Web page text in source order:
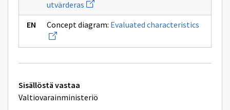
utvärderas Avaa
uuden
ikkunan
sivulle
Concept diagram: Evaluated characteristics
sivulle
Tekniset
lisätiedot
Sisällöstä vastaa
Valtiovarainministeriö